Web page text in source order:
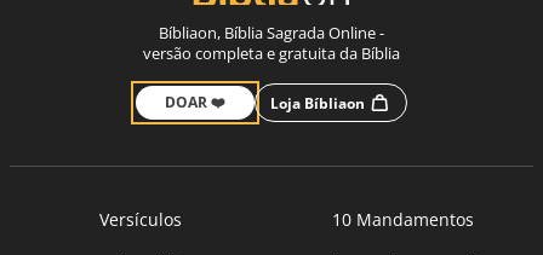
Bíbliaon, Bíblia Sagrada Online -
versão completa e gratuita da Bíblia
DOAR ❤️ Loja Bíbliaon
Versículos
10 Mandamentos